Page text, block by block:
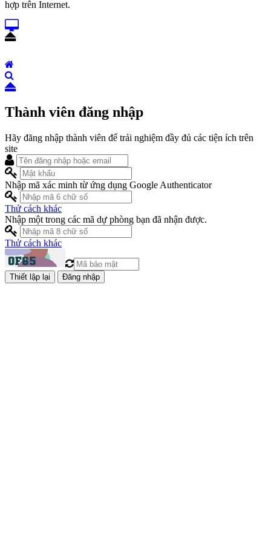
hợp trên Internet.
Thành viên đăng nhập
Hãy đăng nhập thành viên để trải nghiệm đầy đủ các tiện ích trên
site
Nhập mã xác minh từ ứng dụng Google Authenticator
Thử cách khác
Nhập một trong các mã dự phòng bạn đã nhận được.
Thử cách khác
Đăng nhập